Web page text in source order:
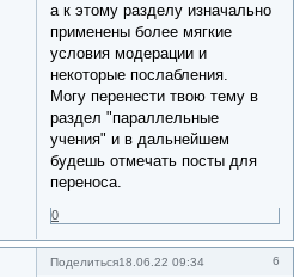
а к этому разделу изначально
применены более мягкие
условия модерации и
некоторые послабления.
Могу перенести твою тему в
раздел "параллельные
учения" и в дальнейшем
будешь отмечать посты для
переноса.
0
Поделиться 6
18.06.22 09:34